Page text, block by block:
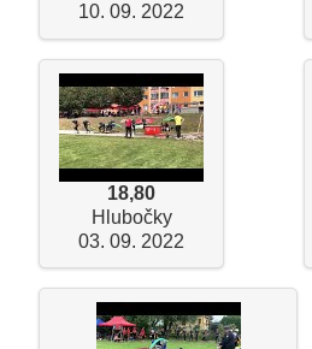
10. 09. 2022
18,80
Hlubočky
03. 09. 2022